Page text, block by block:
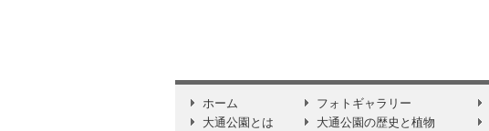
ホーム
大通公園とは
フォトギャラリー
大通公園の歴史と植物